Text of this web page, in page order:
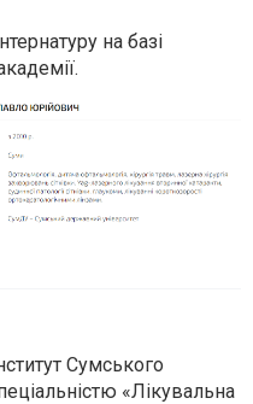
на базі
Сумського
«Лікувальна